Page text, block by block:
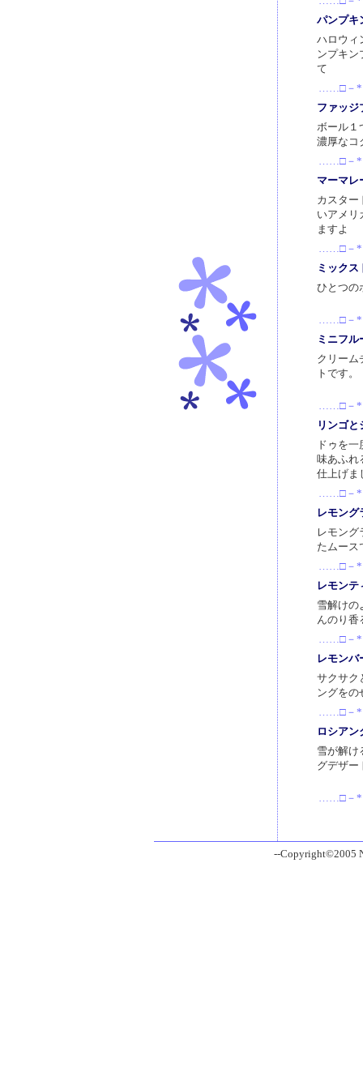
パンプキ
ハロウィ
ンプキン
て
……□－*
ファッジ
ボール１
濃厚なコ
……□－*
マーマレ
カスター
いアメリ
ますよ
……□－*
ミック
ひとつの
……□－*
ミニフル
クリーム
トです。
……□－*
リンゴ
ドゥを
味あふれ
仕上げま
……□－*
レモン
レモング
たムース
……□－*
レモンテ
雪解けの
んのり香
……□－*
レモンバ
サクサク
ングをの
……□－*
ロシアン
雪が解け
グデザー
……□－*
--Copyright©2005